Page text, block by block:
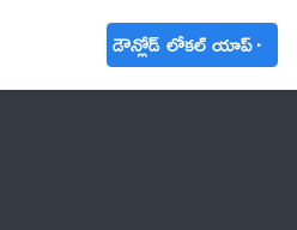
డౌన్లోడ్ లోకల్ యాప్